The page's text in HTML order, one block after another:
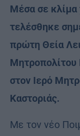
Μέσα σε κλίμα
τελέσθηκε
πρώτη Θεία
Mητροπολίτου
στον Ιερό
Καστοριάς.
Με τον νέο